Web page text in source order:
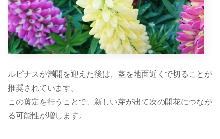
ルピナスが満開を迎えた後は、茎を地面近くで切ることが
推奨されています。
この剪定を行うことで、新しい芽が出て次の開花につなが
る可能性が増します。